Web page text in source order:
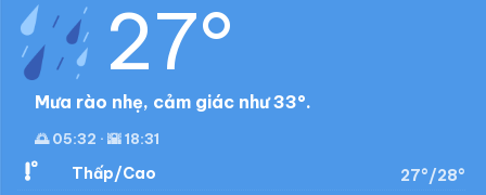
27°
Mưa rào nhẹ, cảm giác như 33°.
🌅 05:32 · 🌇 18:31
Thấp/Cao
27°/28°